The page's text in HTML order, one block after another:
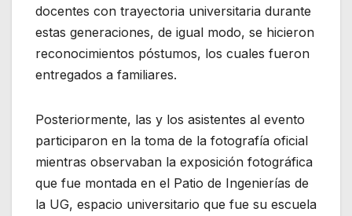
docentes con trayectoria universitaria durante
estas generaciones, de igual modo, se hicieron
reconocimientos póstumos, los cuales fueron
entregados a familiares.
Posteriormente, las y los asistentes al evento
participaron en la toma de la fotografía oficial
mientras observaban la exposición fotográfica
que fue montada en el Patio de Ingenierías de
la UG, espacio universitario que fue su escuela